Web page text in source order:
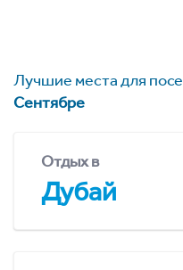
Лучшие места для
Сентябре
Отдых в
Дубай